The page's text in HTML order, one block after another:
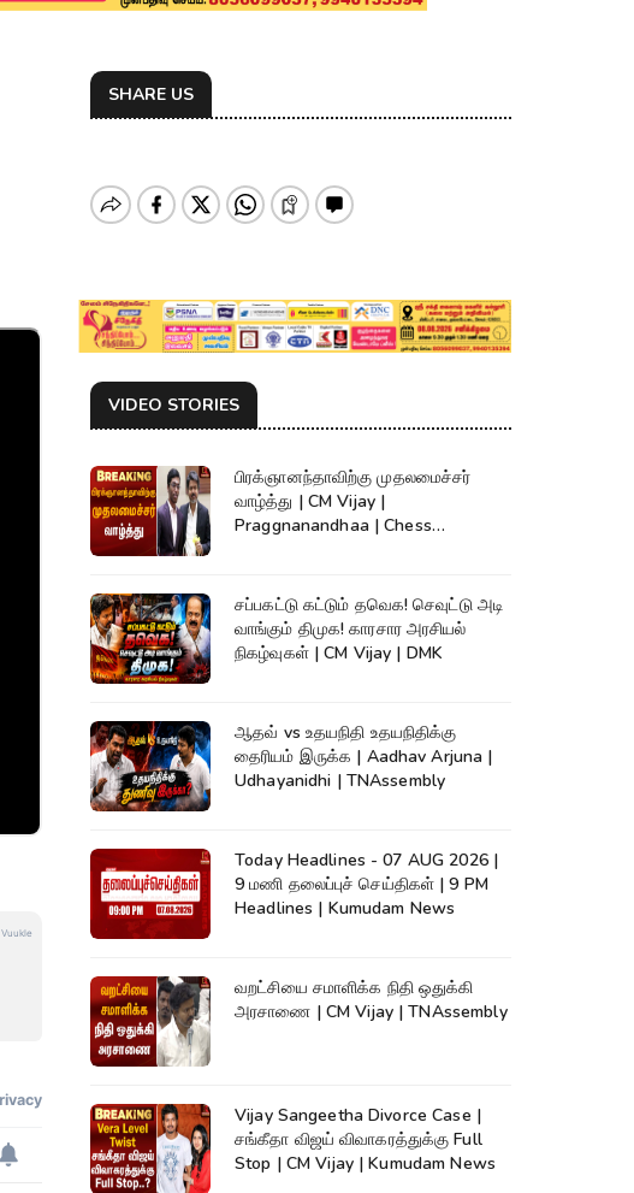
SHARE US
VIDEO STORIES
பிரக்ஞானந்தாவிற்கு முதலமைச்சர்
வாழ்த்து | CM Vijay |
Praggnanandhaa | Chess
சப்பகட்டு கட்டும் தவெக! செவுட்டு அடி
வாங்கும் திமுக! காரசார அரசியல்
நிகழ்வுகள் | CM Vijay | DMK
ஆதவ் vs உதயநிதி உதயநிதிக்கு
தைரியம் இருக்க | Aadhav Arjuna |
Udhayanidhi | TNAssembly
Today Headlines - 07 AUG 2026 |
9 மணி தலைப்புச் செய்திகள் | 9 PM
Headlines | Kumudam News
வறட்சியை சமாளிக்க நிதி ஒதுக்கி
அரசாணை | CM Vijay | TNAssembly
Vijay Sangeetha Divorce Case |
சங்கீதா விஜய் விவாகரத்துக்கு Full
Stop | CM Vijay | Kumudam News